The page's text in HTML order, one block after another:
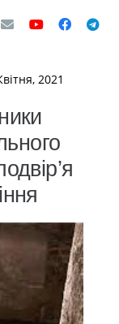
2021